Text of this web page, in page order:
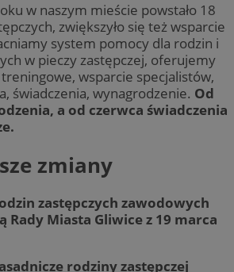
w naszym mieście powstało 18
zwiększyło się też wsparcie
system pomocy dla rodzin i
w pieczy zastępczej, oferujemy
wsparcie specjalistów,
świadczenia, wynagrodzenie. Od
a od czerwca świadczenia
zmiany
zastępczych zawodowych
Rady Miasta Gliwice z 19 marca
rodziny zastępczej